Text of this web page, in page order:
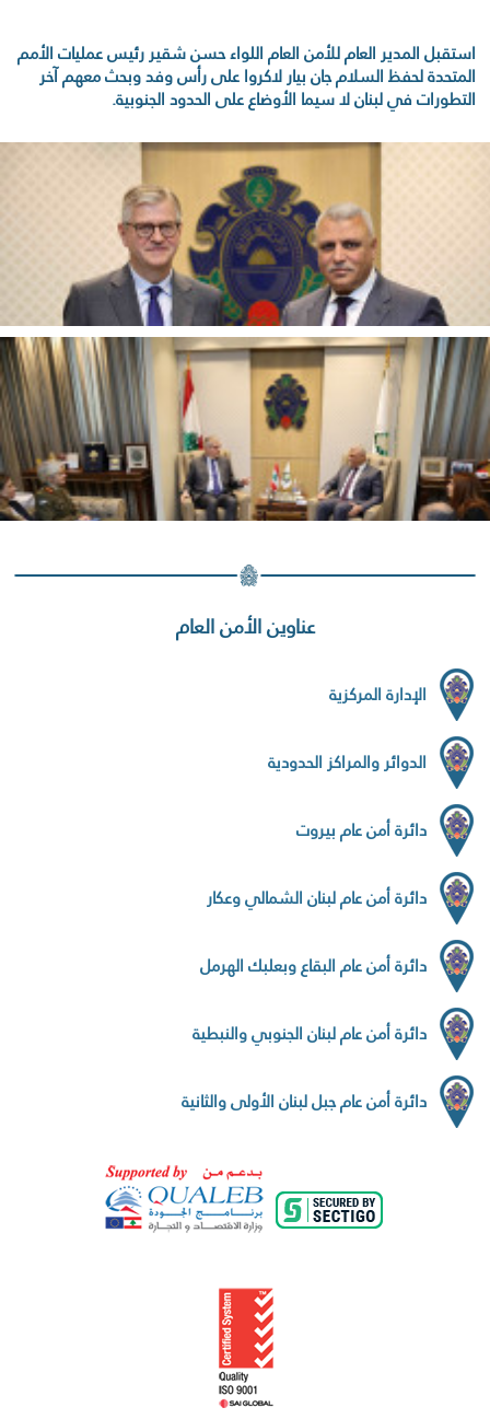
استقبل المدير العام للأمن العام اللواء حسن شقير رئيس عمليات الأمم
المتحدة لحفظ السلام جان بيار لاكروا على رأس وفد وبحث معهم آخر
التطورات في لبنان لا سيما الأوضاع على الحدود الجنوبية.
عناوين الأمن العام
الإدارة المركزية
الدوائر والمراكز الحدودية
دائرة أمن عام بيروت
دائرة أمن عام لبنان الشمالي وعكار
دائرة أمن عام البقاع وبعلبك الهرمل
دائرة أمن عام لبنان الجنوبي والنبطية
دائرة أمن عام جبل لبنان الأولى والثانية